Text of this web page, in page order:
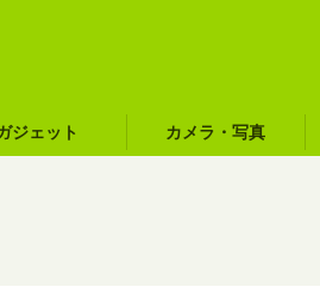
ジェット カメラ・写真